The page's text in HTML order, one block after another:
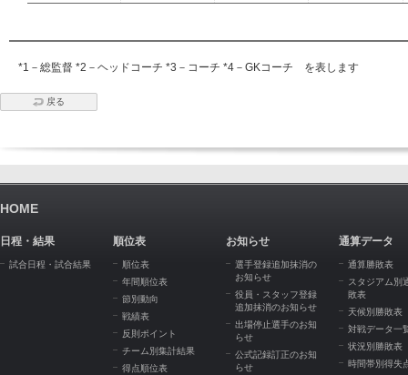
*1－総監督 *2－ヘッドコーチ *3－コーチ *4－GKコーチ を表します
戻る
HOME
日程・結果
試合日程・試合結果
順位表
順位表
年間順位表
節別動向
戦績表
反則ポイント
チーム別集計結果
得点順位表
お知らせ
選手登録追加抹消の
お知らせ
役員・スタッフ登録
追加抹消のお知らせ
出場停止選手のお知
らせ
公式記録訂正のお知
らせ
通算データ
通算勝敗表
スタジアム別
敗表
天候別勝敗表
対戦データ一
状況別勝敗表
時間帯別得失